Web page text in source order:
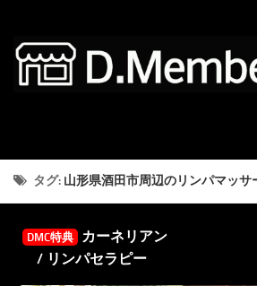
タグ: 山形県酒田市周辺のリンパマッサ
DMC特典
カーネリアン
/ リンパセラピー